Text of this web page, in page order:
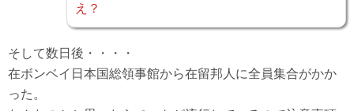
え？
そして数日後・・・・
在ボンベイ日本国総領事館から在留邦人に全員集合がかか
った。